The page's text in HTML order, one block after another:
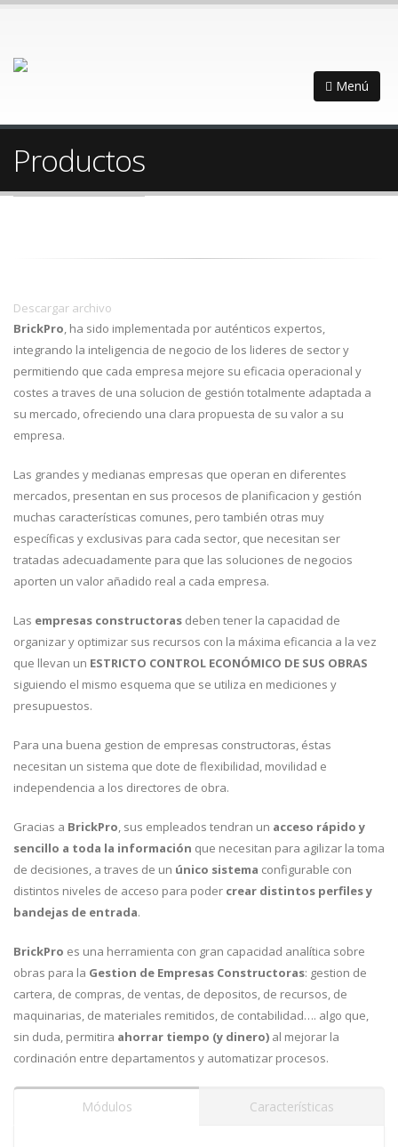
Menú
Productos
Descargar archivo
BrickPro, ha sido implementada por auténticos expertos,
integrando la inteligencia de negocio de los lideres de sector y
permitiendo que cada empresa mejore su eficacia operacional y
costes a traves de una solucion de gestión totalmente adaptada a
su mercado, ofreciendo una clara propuesta de su valor a su
empresa.
Las grandes y medianas empresas que operan en diferentes
mercados, presentan en sus procesos de planificacion y gestión
muchas características comunes, pero también otras muy
específicas y exclusivas para cada sector, que necesitan ser
tratadas adecuadamente para que las soluciones de negocios
aporten un valor añadido real a cada empresa.
Las empresas constructoras deben tener la capacidad de
organizar y optimizar sus recursos con la máxima eficancia a la vez
que llevan un ESTRICTO CONTROL ECONÓMICO DE SUS OBRAS
siguiendo el mismo esquema que se utiliza en mediciones y
presupuestos.
Para una buena gestion de empresas constructoras, éstas
necesitan un sistema que dote de flexibilidad, movilidad e
independencia a los directores de obra.
Gracias a BrickPro, sus empleados tendran un acceso rápido y
sencillo a toda la información que necesitan para agilizar la toma
de decisiones, a traves de un único sistema configurable con
distintos niveles de acceso para poder crear distintos perfiles y
bandejas de entrada.
BrickPro es una herramienta con gran capacidad analítica sobre
obras para la Gestion de Empresas Constructoras: gestion de
cartera, de compras, de ventas, de depositos, de recursos, de
maquinarias, de materiales remitidos, de contabilidad…. algo que,
sin duda, permitira ahorrar tiempo (y dinero) al mejorar la
cordinación entre departamentos y automatizar procesos.
Módulos Características